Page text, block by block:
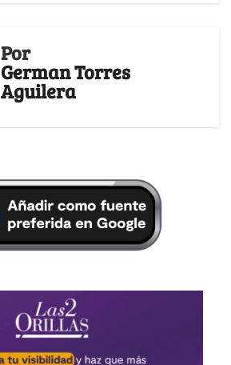
Por
German Torres
Aguilera